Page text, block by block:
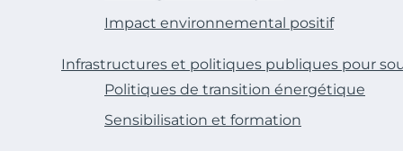
Impact environnemental positif
Infrastructures et politiques publiques pour
Politiques de transition énergétique
Sensibilisation et formation